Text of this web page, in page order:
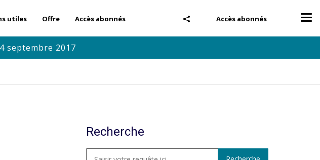
Accès abonnés
utiles Offre Accès abonnés
septembre 2017
Recherche